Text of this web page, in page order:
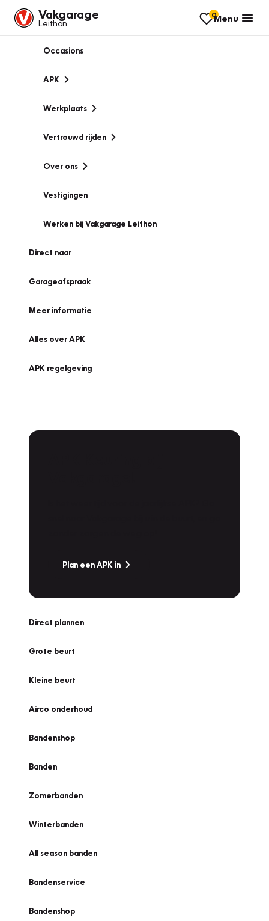
Vakgarage
Leithon
0Menu
Occasions
APK
Werkplaats
Vertrouwd rijden
Over ons
Vestigingen
Werken bij Vakgarage Leithon
Direct naar
Garageafspraak
Meer informatie
Alles over APK
APK regelgeving
Plan een APK in
Direct plannen
Grote beurt
Kleine beurt
Airco onderhoud
Bandenshop
Banden
Zomerbanden
Winterbanden
All season banden
Bandenservice
Bandenshop